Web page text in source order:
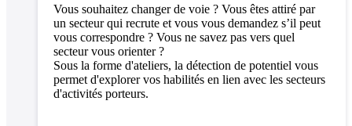
Vous souhaitez changer de voie ? Vous êtes attiré par
un secteur qui recrute et vous vous demandez s’il peut
vous correspondre ? Vous ne savez pas vers quel
secteur vous orienter ?
Sous la forme d'ateliers, la détection de potentiel vous
permet d'explorer vos habilités en lien avec les secteurs
d'activités porteurs.